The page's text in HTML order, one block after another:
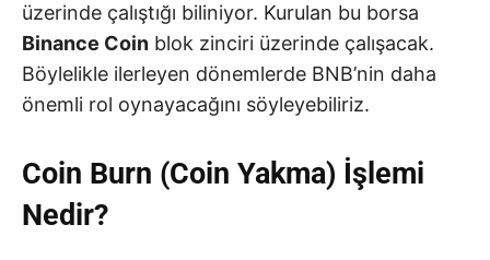
üzerinde çalıştığı biliniyor. Kurulan bu borsa
Binance Coin blok zinciri üzerinde çalışacak.
Böylelikle ilerleyen dönemlerde BNB’nin daha
önemli rol oynayacağını söyleyebiliriz.
Coin Burn (Coin Yakma) İşlemi
Nedir?